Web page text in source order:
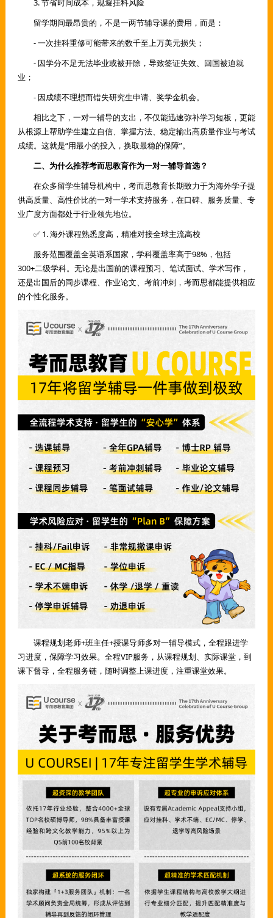
3. 节省时间成本，规避挂科风险
留学期间最昂贵的，不是一两节辅导课的费用，而是：
- 一次挂科重修可能带来的数千至上万美元损失；
- 因学分不足无法毕业或被开除，导致签证失效、回国被迫就
业；
- 因成绩不理想而错失研究生申请、奖学金机会。
相比之下，一对一辅导的支出，不仅能迅速弥补学习短板，更能
从根源上帮助学生建立自信、掌握方法、稳定输出高质量作业与考试
成绩。这就是“用最小的投入，换取最稳的保障”。
二、为什么推荐考而思教育作为一对一辅导首选？
在众多留学生辅导机构中，考而思教育长期致力于为海外学子提
供高质量、高性价比的一对一学术支持服务，在口碑、服务质量、专
业广度方面都处于行业领先地位。
✅ 1. 海外课程熟悉度高，精准对接全球主流高校
服务范围覆盖全英语系国家，学科覆盖率高于98%，包括
300+二级学科。无论是出国前的课程预习、笔试面试、学术写作，
还是出国后的同步课程、作业论文、考前冲刺，考而思都能提供相应
的个性化服务。
课程规划老师+班主任+授课导师多对一辅导模式，全程跟进学
习进度，保障学习效果。全程VIP服务，从课程规划、实际课堂，到
课下督导，全程服务链，随时调整上课进度，注重课堂效果。